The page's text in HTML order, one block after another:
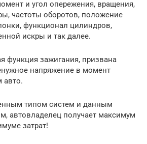
и угол опережения, вращения,
частоты оборотов, положение
функционал цилиндров,
искры и так далее.
функция зажигания, призвана
напряжение в момент
авто.
типом систем и данным
автовладелец получает максимум
затрат!